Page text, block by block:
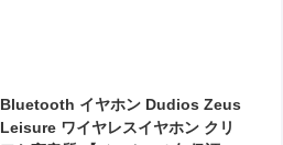
Bluetooth イヤホン Dudios Zeus
Leisure ワイヤレスイヤホン クリ